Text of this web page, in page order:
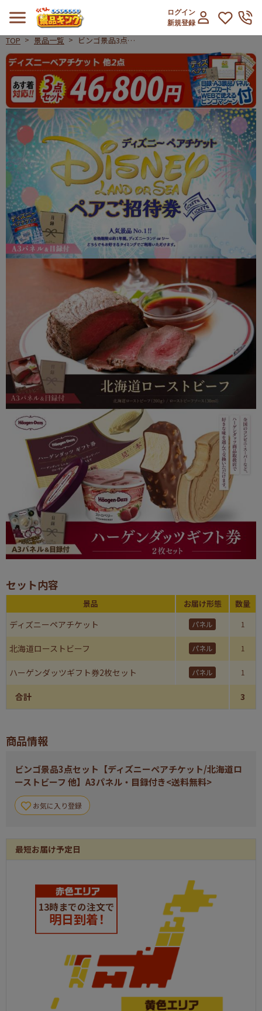
ログイン
新規登録
TOP 景品一覧
ビンゴ景品3点セ
ット【ディズニー
ペアチケット/北
海道ローストビー
フ 他】A3パネ
ル・目録付き<送
料無料>
ビンゴ景品3点セット【ディズニ
セット内容
景品 お届け形態 数量
ディズニーペアチケット パネル 1
北海道ローストビーフ パネル 1
ハーゲンダッツギフト券2枚セット パネル 1
合計 3
商品情報
ビンゴ景品3点セット【ディズニーペアチケット/北海道ロ
ーストビーフ 他】A3パネル・目録付き<送料無料>
お気に入り登録
最短お届け予定日
13時までの注文で
明日到着！